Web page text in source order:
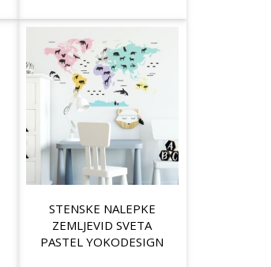
STENSKE NALEPKE
ZEMLJEVID SVETA
PASTEL YOKODESIGN